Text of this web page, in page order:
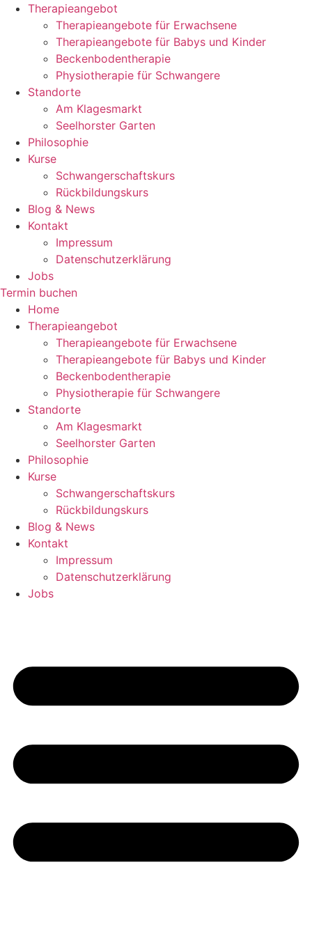
Therapieangebot
Therapieangebote für Erwachsene
Therapieangebote für Babys und Kinder
Beckenbodentherapie
Physiotherapie für Schwangere
Standorte
Am Klagesmarkt
Seelhorster Garten
Philosophie
Kurse
Schwangerschaftskurs
Rückbildungskurs
Blog & News
Kontakt
Impressum
Datenschutzerklärung
Jobs
Termin buchen
Home
Therapieangebot
Therapieangebote für Erwachsene
Therapieangebote für Babys und Kinder
Beckenbodentherapie
Physiotherapie für Schwangere
Standorte
Am Klagesmarkt
Seelhorster Garten
Philosophie
Kurse
Schwangerschaftskurs
Rückbildungskurs
Blog & News
Kontakt
Impressum
Datenschutzerklärung
Jobs